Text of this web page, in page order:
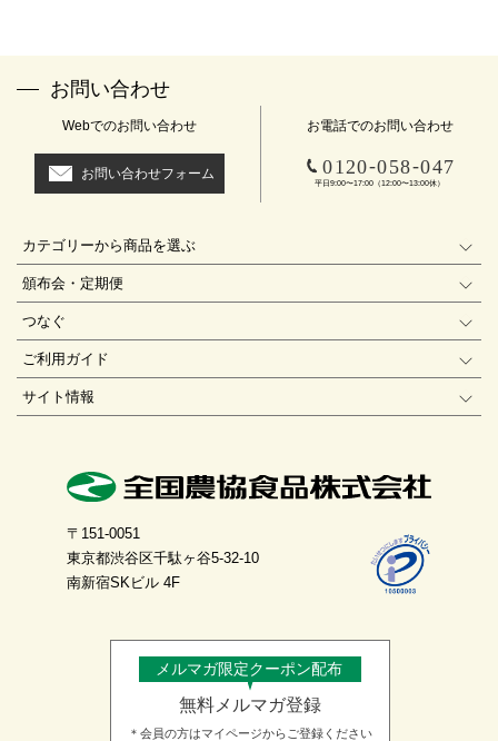
お問い合わせ
Webでのお問い合わせ
お問い合わせフォーム
お電話でのお問い合わせ
0120-058-047
平日9:00〜17:00（12:00〜13:00休）
カテゴリーから商品を選ぶ
頒布会・定期便
つなぐ
ご利用ガイド
サイト情報
〒151-0051
東京都渋谷区千駄ヶ谷5-32-10
南新宿SKビル 4F
メルマガ限定クーポン配布
無料メルマガ登録
＊会員の方はマイページからご登録ください